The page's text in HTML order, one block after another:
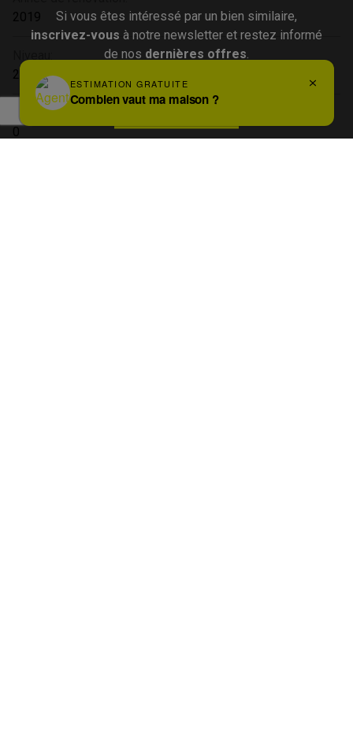
Si vous êtes intéressé par un bien similaire,
inscrivez-vous à notre newsletter et restez informé
de nos dernières offres.
2019
2
A l'étage:
0